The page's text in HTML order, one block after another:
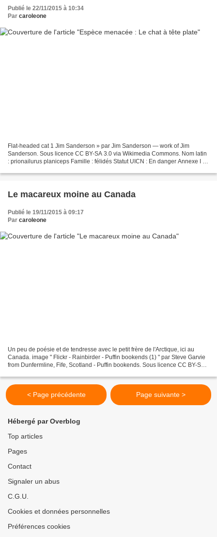
Publié le 22/11/2015 à 10:34
Par caroleone
Flat-headed cat 1 Jim Sanderson » par Jim Sanderson — work of Jim
Sanderson. Sous licence CC BY-SA 3.0 via Wikimedia Commons. Nom latin
: prionailurus planiceps Famille : félidés Statut UICN : En danger Annexe I de
Le macareux moine au Canada
Publié le 19/11/2015 à 09:17
Par caroleone
Un peu de poésie et de tendresse avec le petit frère de l'Arctique, ici au
Canada. image " Flickr - Rainbirder - Puffin bookends (1) " par Steve Garvie
from Dunfermline, Fife, Scotland - Puffin bookends. Sous licence CC BY-SA
< Page précédente Page suivante >
Hébergé par Overblog
Top articles
Pages
Contact
Signaler un abus
C.G.U.
Cookies et données personnelles
Préférences cookies